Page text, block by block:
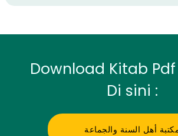
Download Kitab
Di sini :
أهل السنة والجماعة